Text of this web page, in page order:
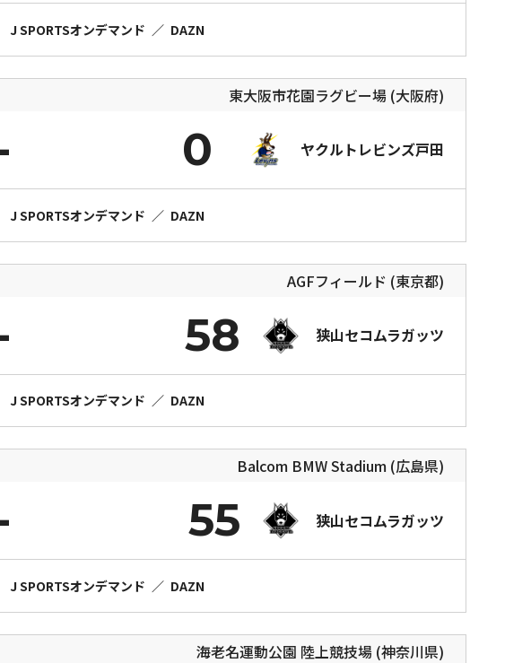
J SPORTSオンデマンド ／ DAZN
東大阪市花園ラグビー場 (大阪府)
ヤクルトレビンズ戸田
0
J SPORTSオンデマンド ／ DAZN
AGFフィールド (東京都)
狭山セコムラガッツ
58
J SPORTSオンデマンド ／ DAZN
Balcom BMW Stadium (広島県)
狭山セコムラガッツ
55
J SPORTSオンデマンド ／ DAZN
海老名運動公園 陸上競技場 (神奈川県)